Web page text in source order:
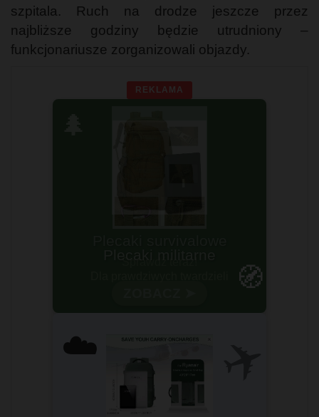
szpitala. Ruch na drodze jeszcze przez
najbliższe godziny będzie utrudniony –
funkcjonariusze zorganizowali objazdy.
REKLAMA
🧭
☁️